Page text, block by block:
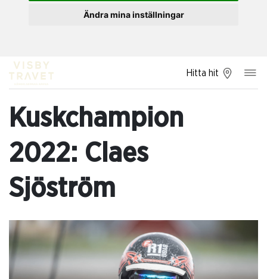
Ändra mina inställningar
Hitta hit
Kuskchampion
2022: Claes
Sjöström